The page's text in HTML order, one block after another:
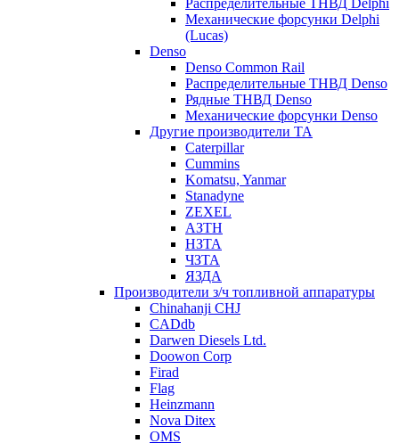
Распределительные ТНВД Delphi
Механические форсунки Delphi
(Lucas)
Denso
Denso Common Rail
Распределительные ТНВД Denso
Рядные ТНВД Denso
Механические форсунки Denso
Другие производители ТА
Caterpillar
Cummins
Komatsu, Yanmar
Stanadyne
ZEXEL
АЗТН
НЗТА
ЧЗТА
ЯЗДА
Производители з/ч топливной аппаратуры
Chinahanji CHJ
CADdb
Darwen Diesels Ltd.
Doowon Corp
Firad
Flag
Heinzmann
Nova Ditex
OMS